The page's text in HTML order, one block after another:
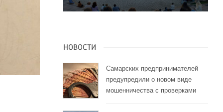
НОВОСТИ
Самарских предпринимателей
предупредили о новом виде
мошенничества с проверками